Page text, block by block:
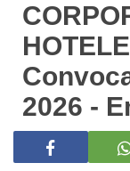
2026 -